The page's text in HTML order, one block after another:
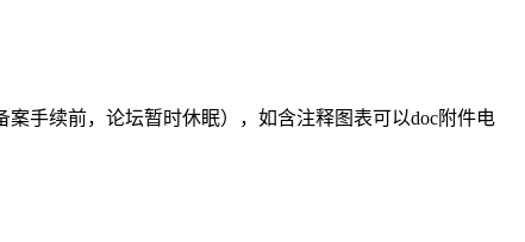
手续前，论坛暂时休眠），如含注释图表可以doc附件电